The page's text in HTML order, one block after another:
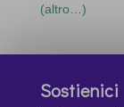
(altro…)
Sostienici